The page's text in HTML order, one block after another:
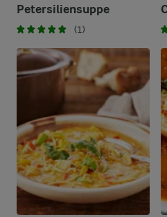
Petersiliensuppe
(1)